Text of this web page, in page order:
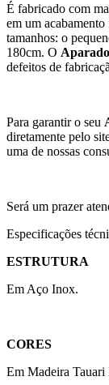
É fabricado com
em um
tamanhos: o
180cm. O
defeitos de
Para garantir o seu
diretamente pelo
uma de nossas
Será um prazer
Especificações
ESTRUTURA
Em Aço Inox.
CORES
Em Madeira Tauari